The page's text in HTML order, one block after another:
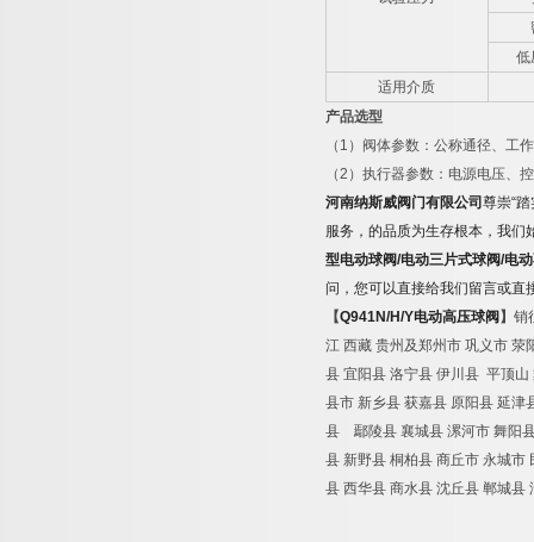
低
适用介质
产品选型
（ 1 ）阀体参数：公称通径、工
（2 ）执行器参数：电源电压、
河南纳斯威阀门有限公司 尊崇“踏
服务，的品质为生存根本，我们
型电动球阀/电动三片式球阀/电
问，您可以直接给我们留言或直
【Q941N/H/Y电动高压球阀 】 销
江 西藏 贵州及郑州市 巩义市 荥
县 宜阳县 洛宁县 伊川县 平顶山
县市 新乡县 获嘉县 原阳县 延津
县 鄢陵县 襄城县 漯河市 舞阳
县 新野县 桐柏县 商丘市 永城市
县 西华县 商水县 沈丘县 郸城县